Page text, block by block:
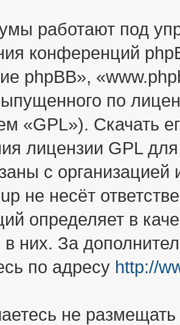
работают под
конференций
phpBB»,
по
«GPL»). Скачать
лицензии GPL
с
не несёт
определяет в
в них. За
по адресу http://
не